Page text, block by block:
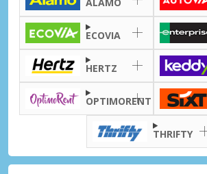
ECOVIA
HERTZ
OPTIMORENT
THRIFTY